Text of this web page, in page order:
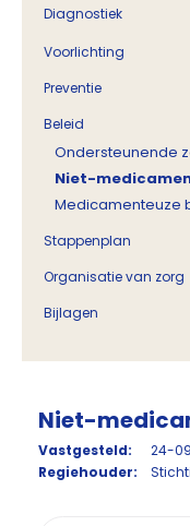
Diagnostiek
Voorlichting
Preventie
Beleid
Ondersteunende
Niet-
Medicamenteuze
Stappenplan
Organisatie van zorg
Bijlagen
Niet-
Vastgesteld:
24-
Regiehouder: